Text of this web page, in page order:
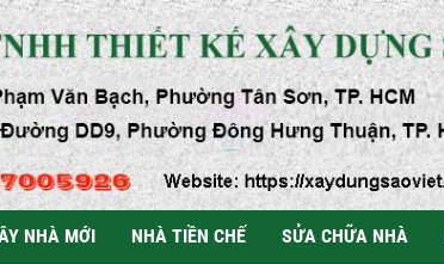
NHÀ MỚI NHÀ TIỀN CHẾ SỬA CHỮA NHÀ